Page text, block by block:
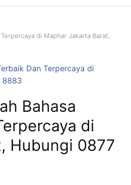
di Maphar Jakarta Barat,
Bahasa
di
Hubungi 0877